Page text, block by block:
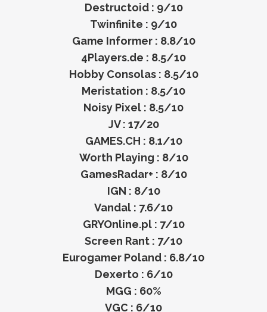
Destructoid : 9/10
Twinfinite : 9/10
Game Informer : 8.8/10
4Players.de : 8.5/10
Hobby Consolas : 8.5/10
Meristation : 8.5/10
Noisy Pixel : 8.5/10
JV : 17/20
GAMES.CH : 8.1/10
Worth Playing : 8/10
GamesRadar+ : 8/10
IGN : 8/10
Vandal : 7.6/10
GRYOnline.pl : 7/10
Screen Rant : 7/10
Eurogamer Poland : 6.8/10
Dexerto : 6/10
MGG : 60%
VGC : 6/10